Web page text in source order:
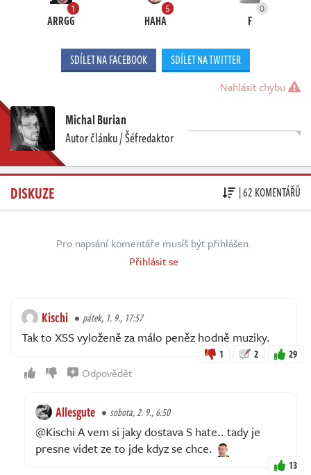
1
ARRGG
5
HAHA
0
F
SDÍLET NA FACEBOOK SDÍLET NA TWITTER
Nahlásit chybu
Michal Burian
Autor článku / Šéfredaktor
DISKUZE | 62 KOMENTÁŘŮ
Pro napsání komentáře musíš být přihlášen.
Přihlásit se
Kischi pátek, 1. 9., 17:57
Tak to XSS vyloženě za málo peněz hodně muziky.
1 2 29
Odpovědět
Allesgute sobota, 2. 9., 6:50
@Kischi A vem si jaky dostava S hate.. tady je
presne videt ze to jde kdyz se chce.
13